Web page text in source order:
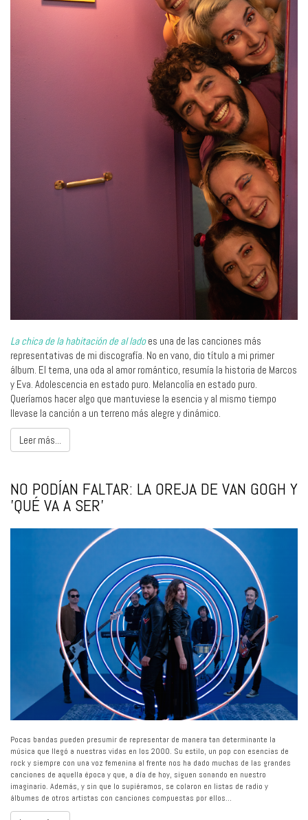
La chica de la habitación de al ladoes una de las canciones más
representativas de mi discografía. No en vano, dio título a mi primer
álbum. El tema, una oda al amor romántico, resumía la historia de Marcos
y Eva. Adolescencia en estado puro. Melancolía en estado puro.
Queríamos hacer algo que mantuviese la esencia y al mismo tiempo
llevase la canción a un terreno más alegre y dinámico.
Leer más...
NO PODÍAN FALTAR: LA OREJA DE VAN GOGH Y
'QUÉ VA A SER'
Pocas bandas pueden presumir de representar de manera tan determinante la
música que llegó a nuestras vidas en los 2000. Su estilo, un pop con esencias de
rock y siempre con una voz femenina al frente nos ha dado muchas de las grandes
canciones de aquella época y que, a día de hoy, siguen sonando en nuestro
imaginario. Además, y sin que lo supiéramos, se colaron en listas de radio y
álbumes de otros artistas con canciones compuestas por ellos…